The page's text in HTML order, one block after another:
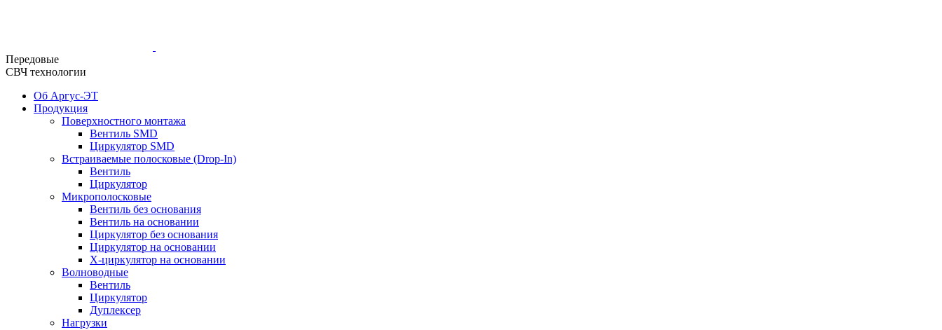
Передовые
СВЧ технологии
Об Аргус-ЭТ
Продукция
Поверхностного монтажа
Вентиль SMD
Циркулятор SMD
Встраиваемые полосковые (Drop-In)
Вентиль
Циркулятор
Микрополосковые
Вентиль без основания
Вентиль на основании
Циркулятор без основания
Циркулятор на основании
Х-циркулятор на основании
Волноводные
Вентиль
Циркулятор
Дуплексер
Нагрузки